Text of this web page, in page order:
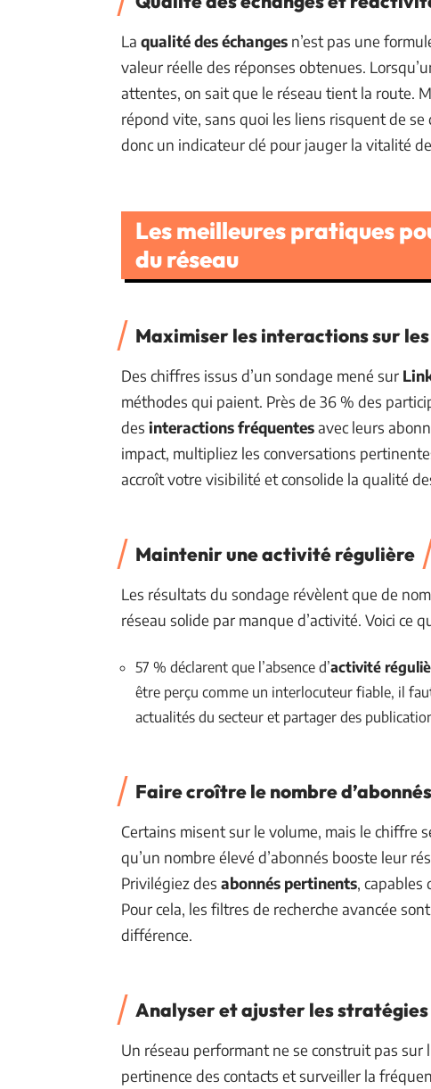
La qualité des échanges n’est pas une
valeur réelle des réponses obtenues.
attentes, on sait que le réseau tient la route.
répond vite, sans quoi les liens risquent de se
donc un indicateur clé pour jauger la vitalité
Les meilleures pratiques
du réseau
Maximiser les interactions sur
Des chiffres issus d’un sondage mené sur
méthodes qui paient. Près de 36 % des
des interactions fréquentesavec leurs
impact, multipliez les conversations
accroît votre visibilité et consolide la qualité
Maintenir une activité régulière
Les résultats du sondage révèlent que de
réseau solide par manque d’activité. Voici ce
57 % déclarent que l’absence d’activité
être perçu comme un interlocuteur fiable, il
actualités du secteur et partager des
Faire croître le nombre d’abonnés
Certains misent sur le volume, mais le chiffre
qu’un nombre élevé d’abonnés booste leur
Privilégiez des abonnés pertinents, capables
Pour cela, les filtres de recherche avancée
différence.
Analyser et ajuster les
Un réseau performant ne se construit pas
pertinence des contacts et surveiller la